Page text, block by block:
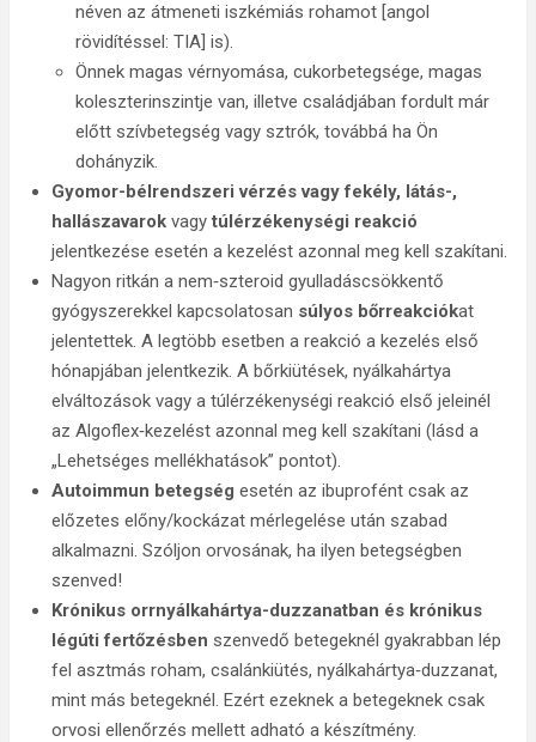
néven az átmeneti iszkémiás rohamot [angol
rövidítéssel: TIA] is).
Önnek magas vérnyomása, cukorbetegsége, magas
koleszterinszintje van, illetve családjában fordult már
előtt szívbetegség vagy sztrók, továbbá ha Ön
dohányzik.
Gyomor-bélrendszeri vérzés vagy fekély, látás-,
hallászavarok vagytúlérzékenységi reakció
jelentkezése esetén a kezelést azonnal meg kell szakítani.
Nagyon ritkán a nem‑szteroid gyulladáscsökkentő
gyógyszerekkel kapcsolatosan súlyos bőrreakciókat
jelentettek. A legtöbb esetben a reakció a kezelés első
hónapjában jelentkezik. A bőrkiütések, nyálkahártya
elváltozások vagy a túlérzékenységi reakció első jeleinél
az Algoflex‑kezelést azonnal meg kell szakítani (lásd a
„Lehetséges mellékhatások” pontot).
Autoimmun betegség esetén az ibuprofént csak az
előzetes előny/kockázat mérlegelése után szabad
alkalmazni. Szóljon orvosának, ha ilyen betegségben
szenved!
Krónikus orrnyálkahártya-duzzanatban és krónikus
légúti fertőzésben szenvedő betegeknél gyakrabban lép
fel asztmás roham, csalánkiütés, nyálkahártya‑duzzanat,
mint más betegeknél. Ezért ezeknek a betegeknek csak
orvosi ellenőrzés mellett adható a készítmény.